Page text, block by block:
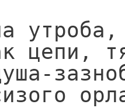
утроба,
цепи,